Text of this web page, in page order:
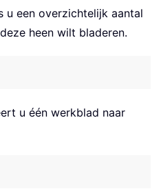
u een overzichtelijk aantal
heen wilt bladeren.
u één werkblad naar